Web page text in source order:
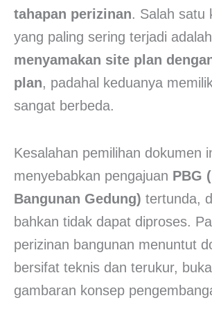
tahapan perizinan. Salah satu
yang paling sering terjadi adalah
menyamakan site plan
plan, padahal keduanya
sangat berbeda.
Kesalahan pemilihan dokumen
menyebabkan pengajuan PBG
Bangunan Gedung) tertunda,
bahkan tidak dapat diproses.
perizinan bangunan menuntut
bersifat teknis dan terukur,
gambaran konsep